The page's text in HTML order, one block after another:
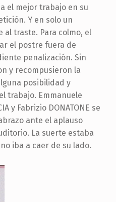
el mejor trabajo en su
Y en solo un
traste. Para colmo, el
el postre fuera de
penalización. Sin
y recompusieron la
posibilidad y
trabajo. Emmanuele
y Fabrizio DONATONE se
ante el aplauso
La suerte estaba
iba a caer de su lado.